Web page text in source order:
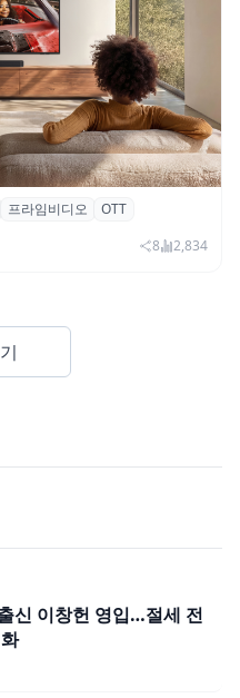
비디오에 ‘HDR10+
프라임비디오
OTT
8 2,834
신 이창헌 영입…절세 전